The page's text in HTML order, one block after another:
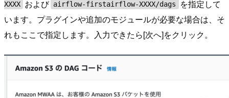
XXXX および airflow-firstairflow-XXXX/dags
を指定して
います。プラグインや追加のモジュールが必要な場合は、そ
れもここで指定します。入力できたら[次へ]をクリック。